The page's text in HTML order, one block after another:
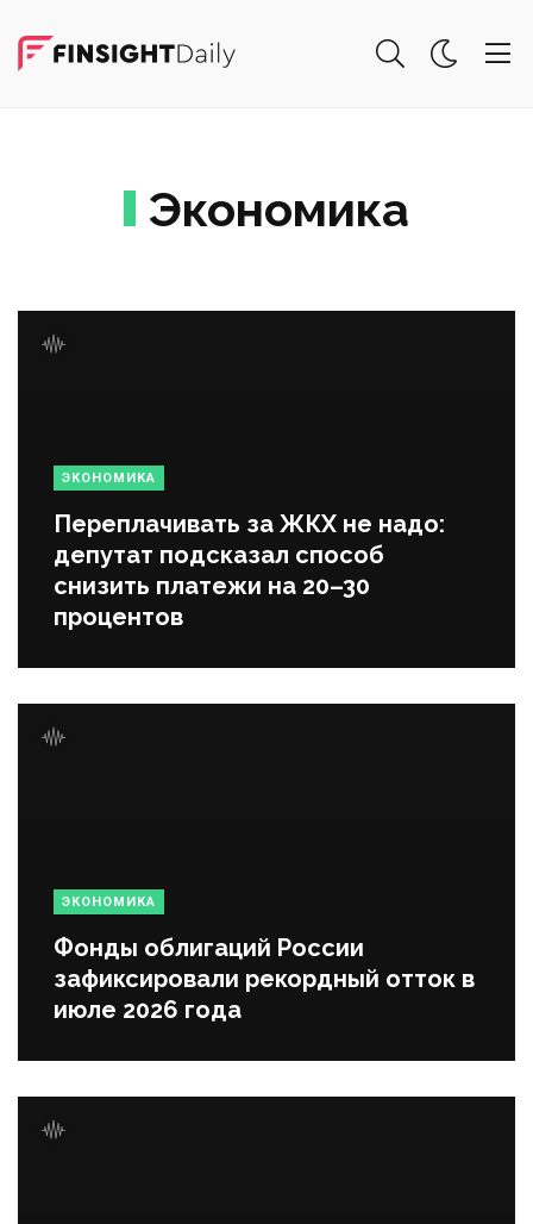
Экономика
ЭКОНОМИКА
Переплачивать за ЖКХ не надо:
депутат подсказал способ
снизить платежи на 20–30
процентов
ЭКОНОМИКА
Фонды облигаций России
зафиксировали рекордный отток в
июле 2026 года